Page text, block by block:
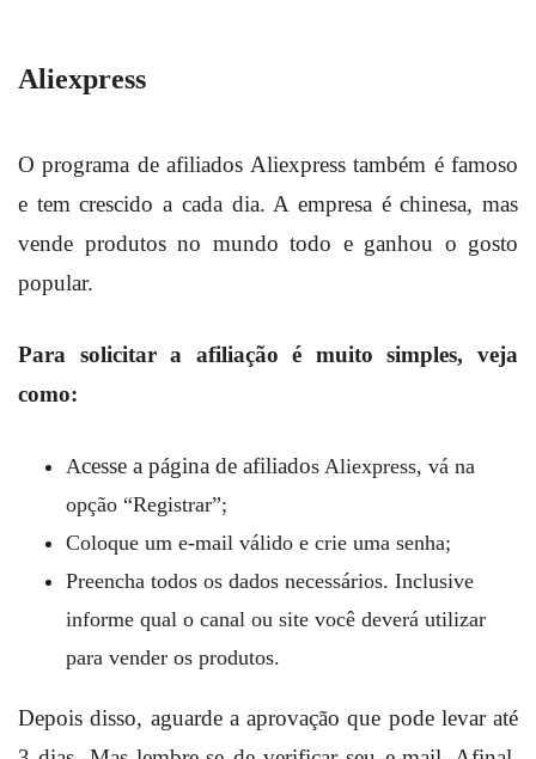
Aliexpress
O programa de afiliados Aliexpress também é famoso
e tem crescido a cada dia. A empresa é chinesa, mas
vende produtos no mundo todo e ganhou o gosto
popular.
Para solicitar a afiliação é muito simples, veja
como:
Acesse a página de afiliados Aliexpress, vá na
opção “Registrar”;
Coloque um e-mail válido e crie uma senha;
Preencha todos os dados necessários. Inclusive
informe qual o canal ou site você deverá utilizar
para vender os produtos.
Depois disso, aguarde a aprovação que pode levar até